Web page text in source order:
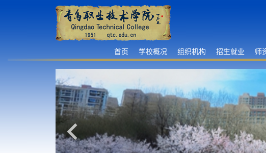
首页 学校概况 组织机构 招生就业 师